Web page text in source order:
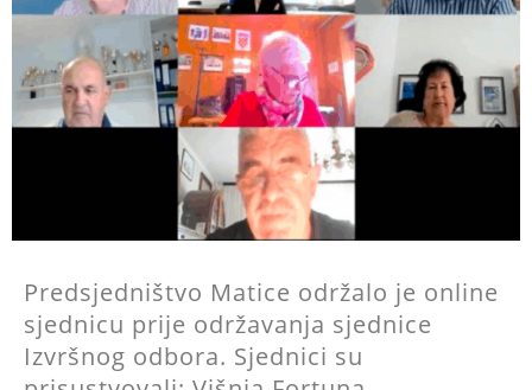
Predsjedništvo Matice održalo je online
sjednicu prije održavanja sjednice
Izvršnog odbora. Sjednici su